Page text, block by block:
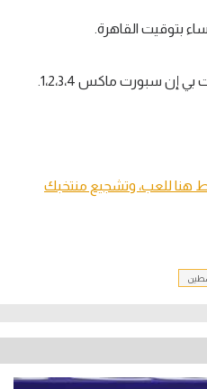
بتوقيت القاهرة.
إن سبورت ماكس 1،2،3،4.
هنا للعب، وتشجيع منتخبك